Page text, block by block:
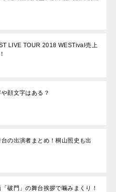
LIVE TOUR 2018 WESTival売上
顔文字はある？
の出演者まとめ！桐山照史も出
破門」の舞台挨拶で噛みまくり！